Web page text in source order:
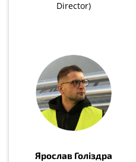
Director)
Ярослав Голіздра